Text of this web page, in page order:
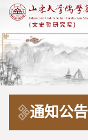
EN
通知公告